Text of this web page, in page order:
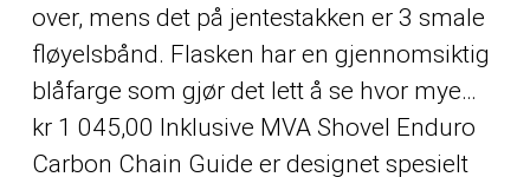
over, mens det på jentestakken er 3 smale
fløyelsbånd. Flasken har en gjennomsiktig
blåfarge som gjør det lett å se hvor mye…
kr 1 045,00 Inklusive MVA Shovel Enduro
Carbon Chain Guide er designet spesielt